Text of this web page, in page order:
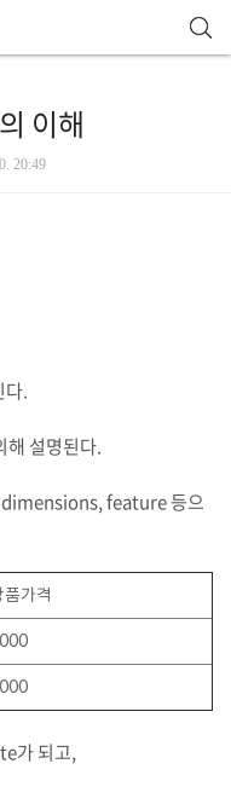
이해
20:49
다.
설명된다.
feature 등으
품가격
가 되고,